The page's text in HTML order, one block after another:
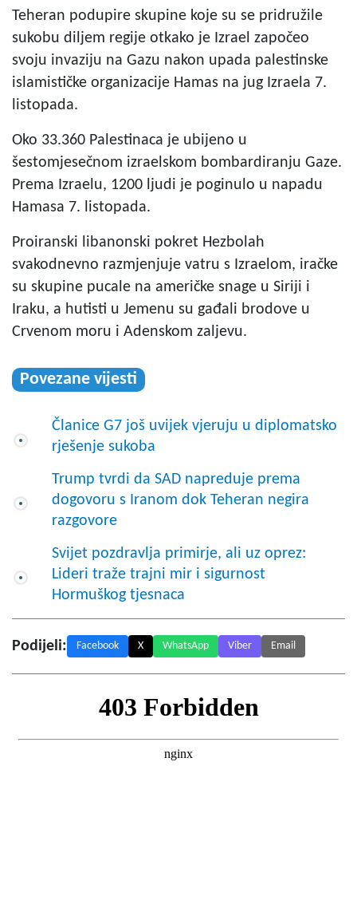
Teheran podupire skupine koje su se pridružile
sukobu diljem regije otkako je Izrael započeo
svoju invaziju na Gazu nakon upada palestinske
islamističke organizacije Hamas na jug Izraela 7.
listopada.
Oko 33.360 Palestinaca je ubijeno u
šestomjesečnom izraelskom bombardiranju Gaze.
Prema Izraelu, 1200 ljudi je poginulo u napadu
Hamasa 7. listopada.
Proiranski libanonski pokret Hezbolah
svakodnevno razmjenjuje vatru s Izraelom, iračke
su skupine pucale na američke snage u Siriji i
Iraku, a hutisti u Jemenu su gađali brodove u
Crvenom moru i Adenskom zaljevu.
Povezane vijesti
Članice G7 još uvijek vjeruju u diplomatsko
rješenje sukoba
Trump tvrdi da SAD napreduje prema
dogovoru s Iranom dok Teheran negira
razgovore
Svijet pozdravlja primirje, ali uz oprez:
Lideri traže trajni mir i sigurnost
Hormuškog tjesnaca
Podijeli: Facebook X WhatsApp Viber Email